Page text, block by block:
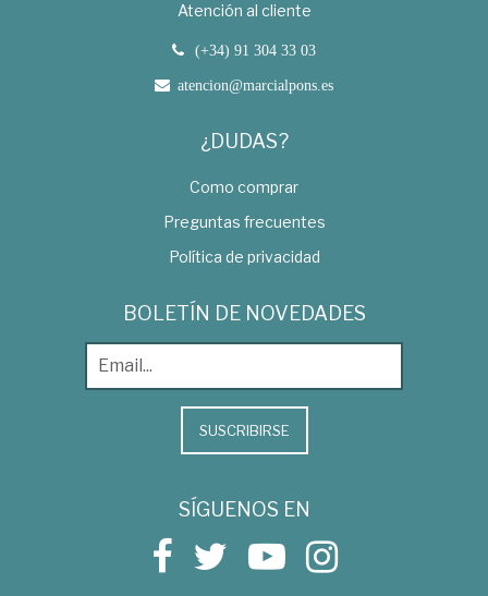
Atención al cliente
(+34) 91 304 33 03
atencion@marcialpons.es
¿DUDAS?
Como comprar
Preguntas frecuentes
Política de privacidad
BOLETÍN DE NOVEDADES
SUSCRIBIRSE
SÍGUENOS EN